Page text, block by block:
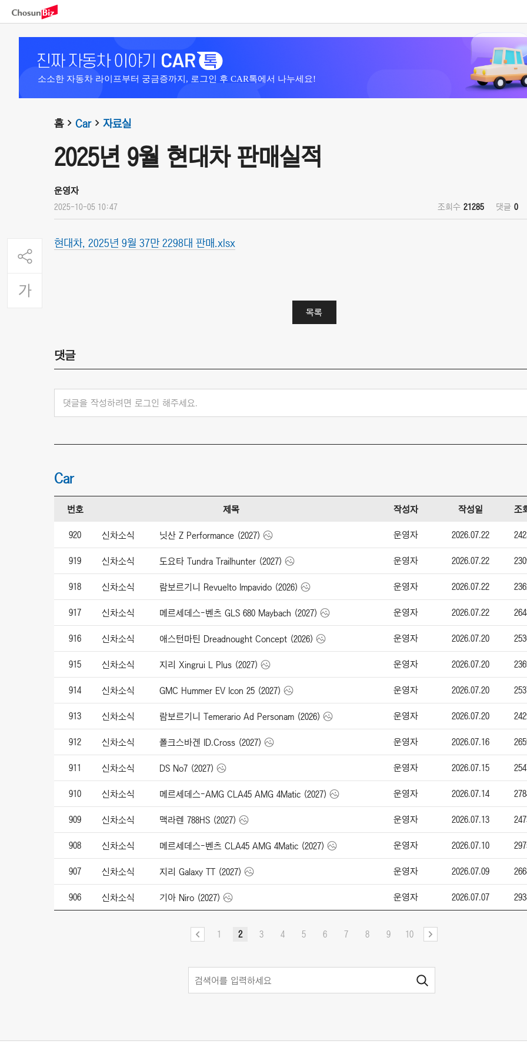
소소한 자동차 라이프부터 궁금증까지, 로그인 후 CAR톡에서 나누세요!
홈 Car 자료실
2025년 9월 현대차 판매실적
운영자
2025-10-05 10:47 조회수 21285 댓글 0
현대차, 2025년 9월 37만 2298대 판매.xlsx
목록
댓글
댓글을 작성하려면 로그인 해주세요.
Car
번호 제목 작성자 작성일 조
920 신차소식 닛산 Z Performance (2027) 운영자 2026.07.22
919 신차소식 도요타 Tundra Trailhunter (2027) 운영자 2026.07.22
918 신차소식 람보르기니 Revuelto Impavido (2026) 운영자 2026.07.22
917 신차소식 메르세데스-벤츠 GLS 680 Maybach (2027) 운영자 2026.07.22
916 신차소식 애스턴마틴 Dreadnought Concept (2026) 운영자 2026.07.20
915 신차소식 지리 Xingrui L Plus (2027) 운영자 2026.07.20
914 신차소식 GMC Hummer EV Icon 25 (2027) 운영자 2026.07.20
913 신차소식 람보르기니 Temerario Ad Personam (2026) 운영자 2026.07.20
912 신차소식 폴크스바겐 ID.Cross (2027) 운영자 2026.07.16
911 신차소식 DS No7 (2027) 운영자 2026.07.15
910 신차소식 메르세데스-AMG CLA45 AMG 4Matic (2027) 운영자 2026.07.14
909 신차소식 맥라렌 788HS (2027) 운영자 2026.07.13
908 신차소식 메르세데스-벤츠 CLA45 AMG 4Matic (2027) 운영자 2026.07.10
907 신차소식 지리 Galaxy TT (2027) 운영자 2026.07.09
906 신차소식 기아 Niro (2027) 운영자 2026.07.07
1 2 3 4 5 6 7 8 9 10